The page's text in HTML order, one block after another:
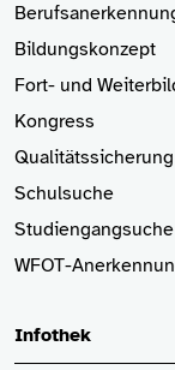
Bildungskonzept
Fort- und
Kongress
Qualitätssicherung
Schulsuche
Studiengangsuche
WFOT-
Infothek